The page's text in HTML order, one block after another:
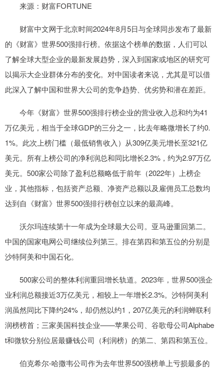
来源：财富FORTUNE
财富中文网于北京时间2024年8月5日与全球同步发布了最新
的《财富》世界500强排行榜。依据这个榜单的数据，人们可以
了解全球大型企业的最新发展趋势，深入到国家或地区的研究可
以揭示大企业群体分布的变化。对中国读者来说，尤其是可以借
此深入了解中国和世界大公司的竞争趋势、优劣势和潜在差距。
今年《财富》世界500强排行榜企业的营业收入总和约为41
万亿美元，相当于全球GDP的三分之一，比去年略微增长了约0.
1%。此次上榜门槛（最低销售收入）从309亿美元增长至321亿
美元。所有上榜公司的净利润总和同比增长2.3%，约为2.97万亿
美元。500家公司除了盈利总额略低于前年（2022年）上榜企
业，其他指标，包括资产总额、净资产总额以及雇佣员工总数均
达到自《财富》世界500强排行榜创立以来的最高峰。
沃尔玛连续第十一年成为全球最大公司。亚马逊重回第二。
中国的国家电网公司继续位列第三。排在第四和第五位的分别是
沙特阿美和中国石化。
500家公司的整体利润重回增长轨道。2023年，世界500强企
业利润总额接近3万亿美元，相较上一年增长2.3%。沙特阿美利
润虽然同比下降约24%，却仍然以约1，207亿美元的利润蝉联利
润榜榜首；三家美国科技企业——苹果公司、谷歌母公司Alphabe
t和微软分别位居最赚钱公司（利润榜）的第二、第四和第五位。
伯克希尔-哈撒韦公司作为去年世界500强榜单上亏损最多的